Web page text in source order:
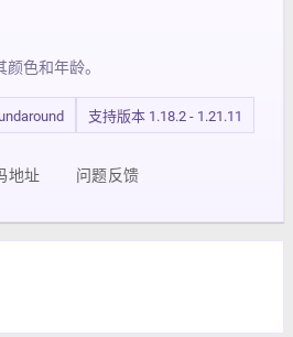
色和年龄。
支持版本 1.18.2 - 1.21.11
地址 问题反馈